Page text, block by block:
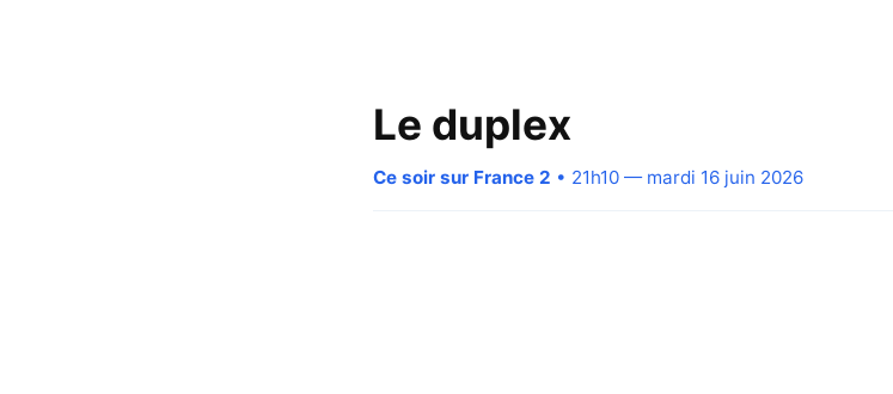
Le duplex
Ce soir sur France 2 • 21h10 — mardi 16 juin 2026